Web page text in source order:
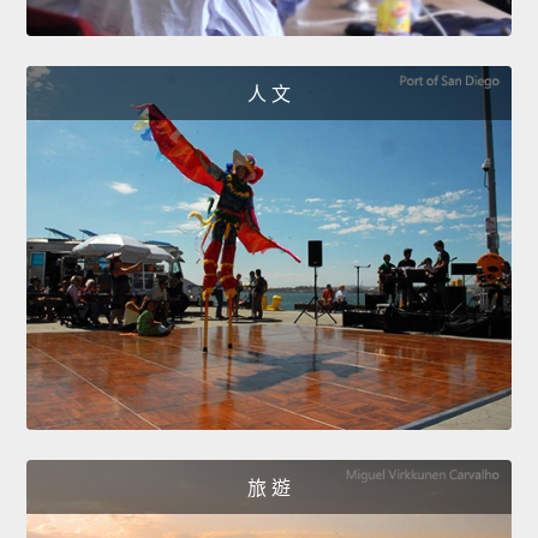
人 文
旅 遊